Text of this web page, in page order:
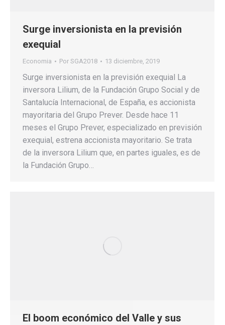
Surge inversionista en la previsión
exequial
Economia Por SGA2018 13 diciembre, 2019
Surge inversionista en la previsión exequial La
inversora Lilium, de la Fundación Grupo Social y de
Santalucía Internacional, de España, es accionista
mayoritaria del Grupo Prever. Desde hace 11
meses el Grupo Prever, especializado en previsión
exequial, estrena accionista mayoritario. Se trata
de la inversora Lilium que, en partes iguales, es de
la Fundación Grupo…
El boom económico del Valle y sus